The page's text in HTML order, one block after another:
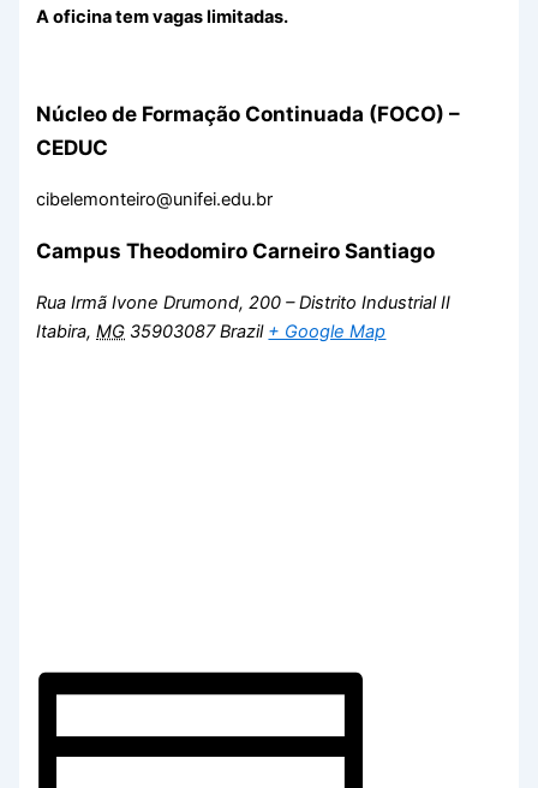
A oficina tem vagas limitadas.
Núcleo de Formação Continuada (FOCO) –
CEDUC
cibelemonteiro@unifei.edu.br
Campus Theodomiro Carneiro Santiago
Rua Irmã Ivone Drumond, 200 – Distrito Industrial II
Itabira, MG 35903087 Brazil + Google Map